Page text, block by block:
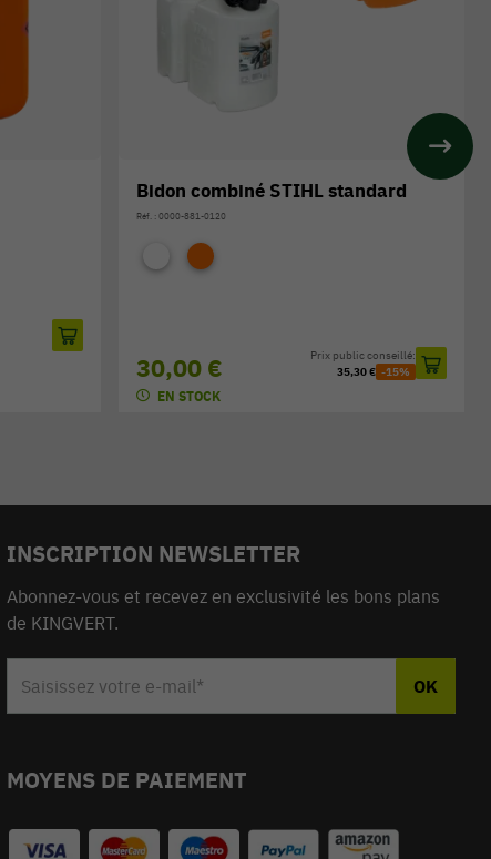
Bidon combiné STIHL standard
Réf. : 0000-881-0120
30,00 €
Prix public conseillé:
35,30 € -15%
EN STOCK
INSCRIPTION NEWSLETTER
Abonnez-vous et recevez en exclusivité les bons plans
de KINGVERT.
MOYENS DE PAIEMENT